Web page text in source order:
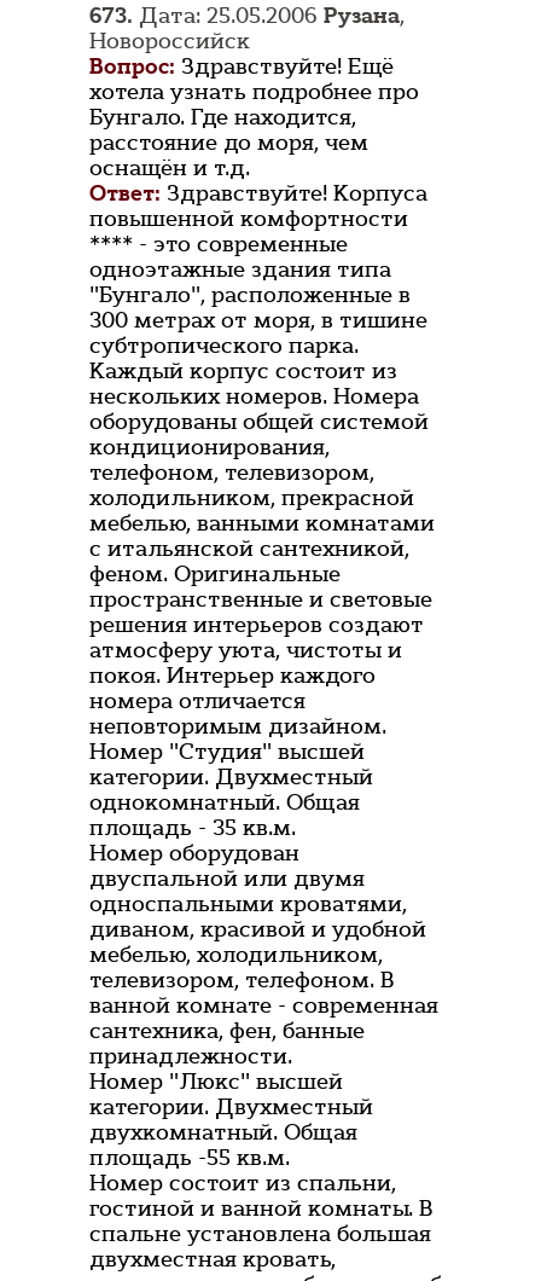
673. Дата: 25.05.2006 Рузана,
Новороссийск
Вопрос: Здравствуйте! Ещё
хотела узнать подробнее про
Бунгало. Где находится,
расстояние до моря, чем
оснащён и т.д.
Ответ: Здравствуйте! Корпуса
повышенной комфортности
**** - это современные
одноэтажные здания типа
"Бунгало", расположенные в
300 метрах от моря, в тишине
субтропического парка.
Каждый корпус состоит из
нескольких номеров. Номера
оборудованы общей системой
кондиционирования,
телефоном, телевизором,
холодильником, прекрасной
мебелью, ванными комнатами
с итальянской сантехникой,
феном. Оригинальные
пространственные и световые
решения интерьеров создают
атмосферу уюта, чистоты и
покоя. Интерьер каждого
номера отличается
неповторимым дизайном.
Номер "Студия" высшей
категории. Двухместный
однокомнатный. Общая
площадь - 35 кв.м.
Номер оборудован
двуспальной или двумя
односпальными кроватями,
диваном, красивой и удобной
мебелью, холодильником,
телевизором, телефоном. В
ванной комнате - современная
сантехника, фен, банные
принадлежности.
Номер "Люкс" высшей
категории. Двухместный
двухкомнатный. Общая
площадь -55 кв.м.
Номер состоит из спальни,
гостиной и ванной комнаты. В
спальне установлена большая
двухместная кровать,